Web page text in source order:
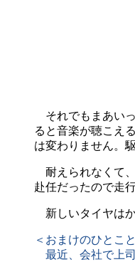
それでもまあい
ると音楽が聴こえ
は変わりません。
耐えられなくて
赴任だったので走
新しいタイヤはか
＜おまけのひとこ
最近、会社で上司